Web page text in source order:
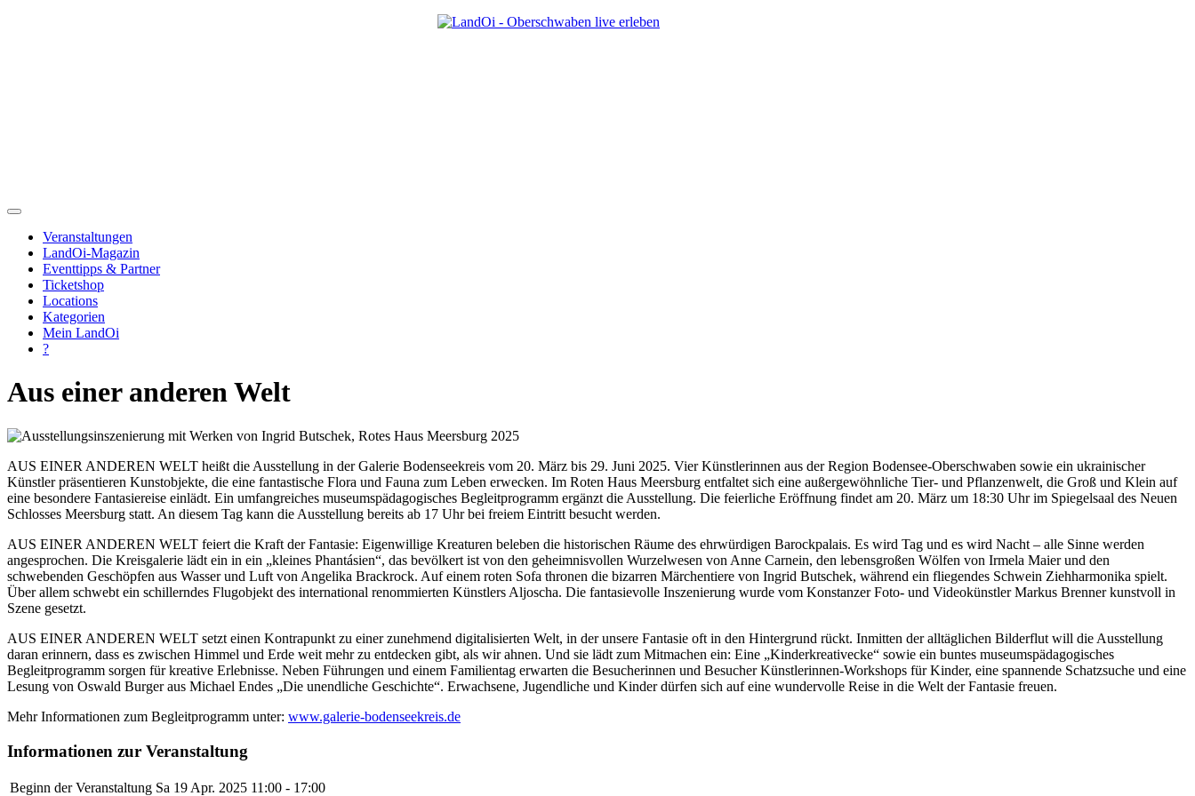
Veranstaltungen
LandOi-Magazin
Eventtipps & Partner
Ticketshop
Locations
Kategorien
Mein LandOi
?
Aus einer anderen Welt
AUS EINER ANDEREN WELT heißt die Ausstellung in der Galerie Bodenseekreis vom 20. März bis 29. Juni 2025. Vier Künstlerinnen aus der Region Bodensee-Oberschwaben sowie ein ukrainischer
Künstler präsentieren Kunstobjekte, die eine fantastische Flora und Fauna zum Leben erwecken. Im Roten Haus Meersburg entfaltet sich eine außergewöhnliche Tier- und Pflanzenwelt, die Groß und Klein auf
eine besondere Fantasiereise einlädt. Ein umfangreiches museumspädagogisches Begleitprogramm ergänzt die Ausstellung. Die feierliche Eröffnung findet am 20. März um 18:30 Uhr im Spiegelsaal des Neuen
Schlosses Meersburg statt. An diesem Tag kann die Ausstellung bereits ab 17 Uhr bei freiem Eintritt besucht werden.
AUS EINER ANDEREN WELT feiert die Kraft der Fantasie: Eigenwillige Kreaturen beleben die historischen Räume des ehrwürdigen Barockpalais. Es wird Tag und es wird Nacht – alle Sinne werden
angesprochen. Die Kreisgalerie lädt ein in ein „kleines Phantásien“, das bevölkert ist von den geheimnisvollen Wurzelwesen von Anne Carnein, den lebensgroßen Wölfen von Irmela Maier und den
schwebenden Geschöpfen aus Wasser und Luft von Angelika Brackrock. Auf einem roten Sofa thronen die bizarren Märchentiere von Ingrid Butschek, während ein fliegendes Schwein Ziehharmonika spielt.
Über allem schwebt ein schillerndes Flugobjekt des international renommierten Künstlers Aljoscha. Die fantasievolle Inszenierung wurde vom Konstanzer Foto- und Videokünstler Markus Brenner kunstvoll in
Szene gesetzt.
AUS EINER ANDEREN WELT setzt einen Kontrapunkt zu einer zunehmend digitalisierten Welt, in der unsere Fantasie oft in den Hintergrund rückt. Inmitten der alltäglichen Bilderflut will die Ausstellung
daran erinnern, dass es zwischen Himmel und Erde weit mehr zu entdecken gibt, als wir ahnen. Und sie lädt zum Mitmachen ein: Eine „Kinderkreativecke“ sowie ein buntes museumspädagogisches
Begleitprogramm sorgen für kreative Erlebnisse. Neben Führungen und einem Familientag erwarten die Besucherinnen und Besucher Künstlerinnen-Workshops für Kinder, eine spannende Schatzsuche und eine
Lesung von Oswald Burger aus Michael Endes „Die unendliche Geschichte“. Erwachsene, Jugendliche und Kinder dürfen sich auf eine wundervolle Reise in die Welt der Fantasie freuen.
Mehr Informationen zum Begleitprogramm unter: www.galerie-bodenseekreis.de
Informationen zur Veranstaltung
Beginn der Veranstaltung Sa 19 Apr. 2025 11:00 - 17:00